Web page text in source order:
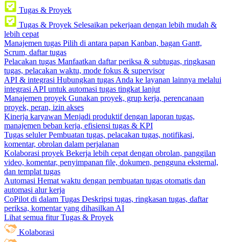
Tugas & Proyek
Tugas & Proyek Selesaikan pekerjaan dengan lebih mudah &
lebih cepat
Manajemen tugas Pilih di antara papan Kanban, bagan Gantt,
Scrum, daftar tugas
Pelacakan tugas Manfaatkan daftar periksa & subtugas, ringkasan
tugas, pelacakan waktu, mode fokus & supervisor
API & integrasi Hubungkan tugas Anda ke layanan lainnya melalui
integrasi API untuk automasi tugas tingkat lanjut
Manajemen proyek Gunakan proyek, grup kerja, perencanaan
proyek, peran, izin akses
Kinerja karyawan Menjadi produktif dengan laporan tugas,
manajemen beban kerja, efisiensi tugas & KPI
Tugas seluler Pembuatan tugas, pelacakan tugas, notifikasi,
komentar, obrolan dalam perjalanan
Kolaborasi proyek Bekerja lebih cepat dengan obrolan, panggilan
video, komentar, penyimpanan file, dokumen, pengguna eksternal,
dan templat tugas
Automasi Hemat waktu dengan pembuatan tugas otomatis dan
automasi alur kerja
CoPilot di dalam Tugas Deskripsi tugas, ringkasan tugas, daftar
periksa, komentar yang dihasilkan AI
Lihat semua fitur Tugas & Proyek
Kolaborasi